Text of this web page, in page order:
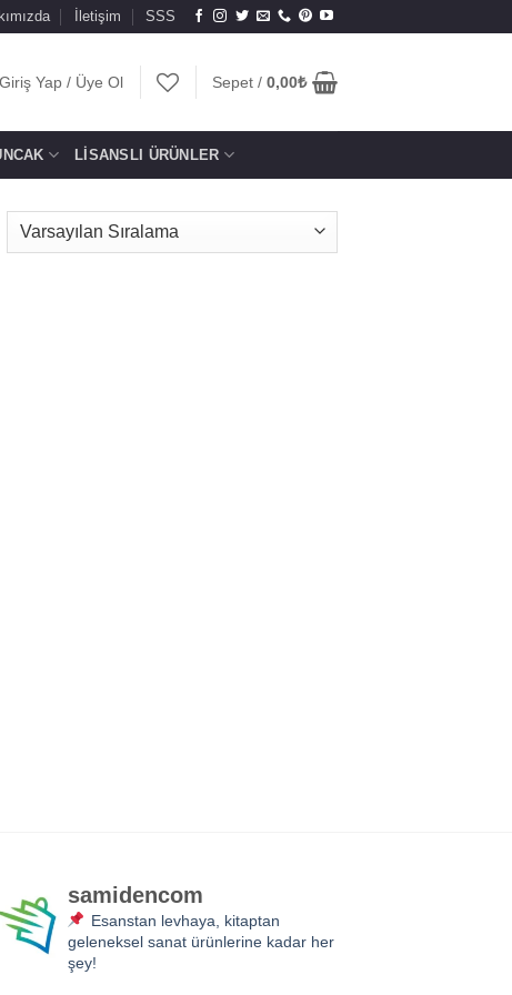
İletişim SSS
Giriş Yap / Üye Ol Sepet / 0,00₺
LISANSLI ÜRÜNLER
samidencom
Esanstan levhaya, kitaptan
geleneksel sanat ürünlerine kadar her
şey!